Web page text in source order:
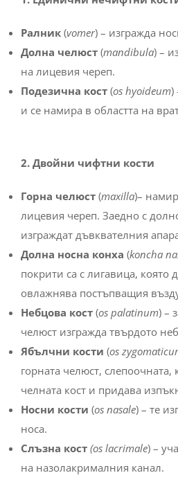
Ралник(vomer) – изгражда
Долна челюст(mandibula) –
на лицевия череп.
Подезична кост(os hyoideum)
и се намира в областта на
2. Двойни чифтни кости
Горна челюст(maxilla)–
лицевия череп. Заедно с
изграждат дъвквателния
Долна носна конха (koncha
покрити са с лигавица, която
овлажнява постъпващия
Небцова кост(os palatinum) –
челюст изгражда твърдото
Ябълчни кости (os
горната челюст,
челната кост и придава
Носни кости (os nasale) – те
носа.
Слъзна кост (os lacrimale) –
на назолакрималния канал.